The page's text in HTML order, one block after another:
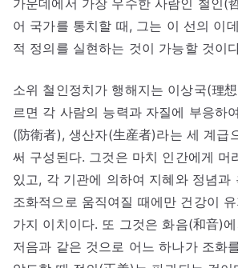
가운데에서 가장 우수한 사람인 철인(
어 국가를 통치할 때, 그는 이 선의 이
적 정의를 실현하는 것이 가능할 것이
소위 철인정치가 행해지는 이상국(理
르면 각 사람의 능력과 자질에 부응하
(防衛者), 생산자(生産者)라는 세 계급
써 구성된다. 그것은 마치 인간에게 머
있고, 각 기관에 의하여 지혜와 정념과
조화적으로 움직여질 때에만 건강이
가지 이치이다. 또 그것은 화음(和音)
저음과 같은 것으로 어느 하나가 조화